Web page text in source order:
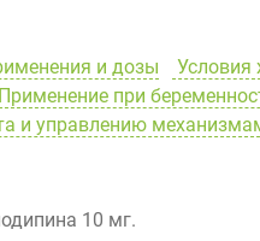
и дозы Условия
Применение при
и управлению
10 мг.